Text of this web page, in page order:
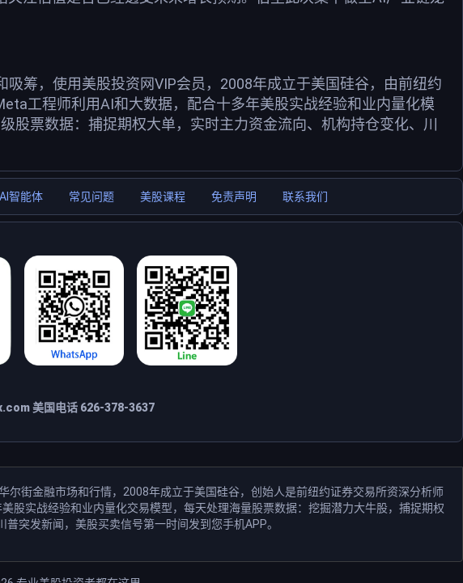
筹，使用美股投资网VIP会员，2008年成立于美国硅谷，由前纽约
工程师利用AI和大数据，配合十多年美股实战经验和业内量化模
股票数据：捕捉期权大单，实时主力资金流向、机构持仓变化、川
AI智能体 常见问题 美股课程 免责声明 联系我们
美国电话 626-378-3637
尔街金融市场和行情，2008年成立于美国硅谷，创始人是前纽约证券交易所资深分析师
股实战经验和业内量化交易模型，每天处理海量股票数据：挖掘潜力大牛股，捕捉期权
突发新闻，美股买卖信号第一时间发到您手机APP。